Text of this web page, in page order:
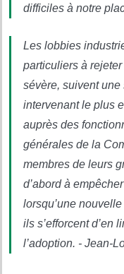
difficiles à notre
Les lobbies
particuliers à rejeter
sévère, suivent
intervenant le plus
auprès des
générales de la
membres de leurs
d’abord à
lorsqu’une
ils s’efforcent d’en
l’adoption. - Jean-